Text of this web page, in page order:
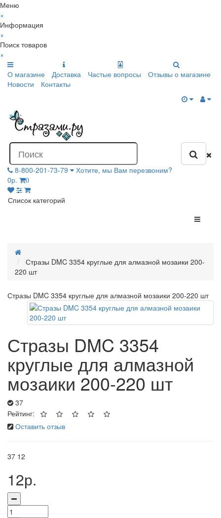
Меню
×
Информация
×
Поиск товаров
×
О магазине
Доставка Частые вопросы
Отзывы о магазине
Новости
Контакты
8-800-201-73-79
Хотите, мы Вам перезвоним?
0р.
0
Список категорий
Стразы DMC 3354 круглые для алмазной мозаики 200-
220 шт
Стразы DMC 3354 круглые для алмазной мозаики 200-220 шт
Стразы DMC 3354
круглые для алмазной
мозаики 200-220 шт
37
Рейтинг:
Оставить отзыв
37 12
12р.